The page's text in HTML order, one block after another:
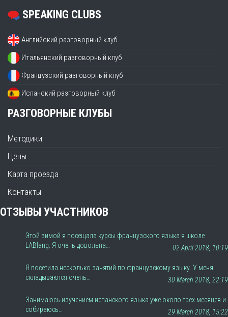
SPEAKING CLUBS
Английский разговорный клуб
Итальянский разговорный клуб
Французский разговорный клуб
Испанский разговорный клуб
РАЗГОВОРНЫЕ КЛУБЫ
Методики
Цены
Карта проезда
Контакты
ОТЗЫВЫ УЧАСТНИКОВ
Этой зимой я посещала курсы французского языка в школе
LABlang. Я очень довольна…
02 April 2018, 10:19
Я посетила несколько занятий по французскому языку. У меня
складываются очень…
30 March 2018, 22:19
Занимаюсь изучением испанского языка уже около трех месяцев и
собираюсь…
29 March 2018, 15:22